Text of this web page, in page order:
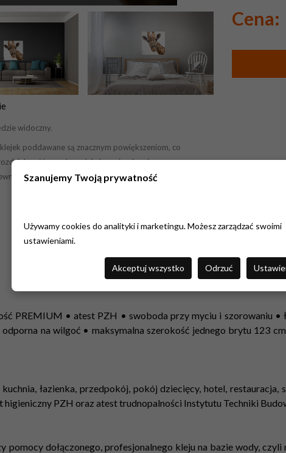
widoczny.
poddawane są znacznym powiększeniom, co
przed produkcją, opierając się na naszym
co do jakości, zamów próbkę w skali 1:1, wielkości
Cena:
PREMIUM • atest PZH • swoboda przy myciu i szorowaniu •
na wilgoć • maksymalna szerokość jednego brytu 123
łazienka, przedpokój, pokój dziecięcy, hotel,
PZH oraz atest trudnopalności Instytutu Techniki
dołączonego, profesjonalnego kleju na bazie wody,
Szanujemy Twoją prywatność
Używamy cookies do analityki i marketingu. Możesz zarządzać swoimi
ustawieniami.
Akceptuj wszystko Odrzuć